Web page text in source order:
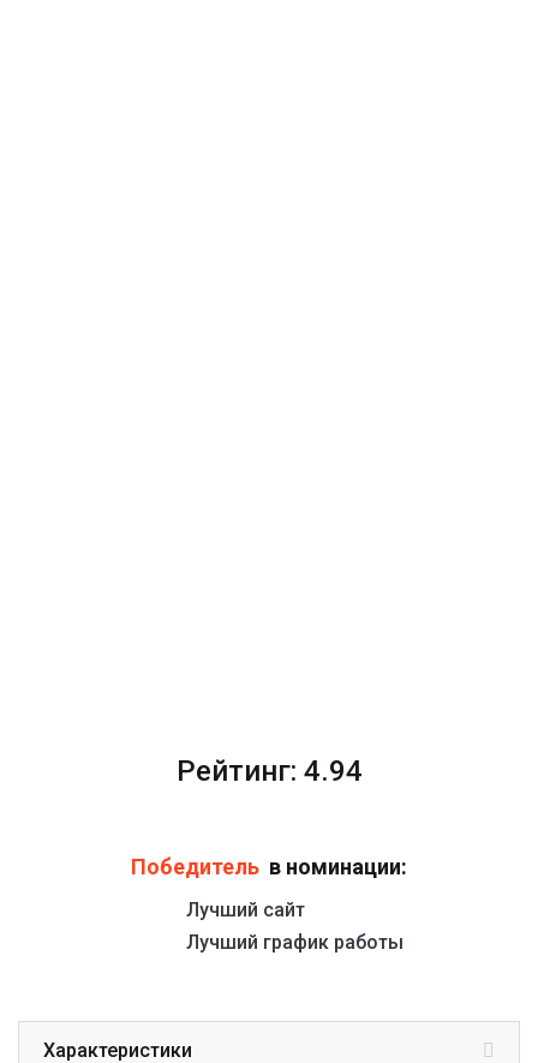
Рейтинг: 4.94
Победитель в номинации:
Лучший сайт
Лучший график работы
Характеристики